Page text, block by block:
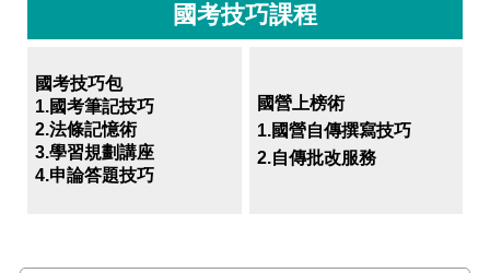
國考技巧課程
國考技巧包
1.國考筆記技巧
2.法條記憶術
3.學習規劃講座
4.申論答題技巧
國營上榜術
1.國營自傳撰寫技巧
2.自傳批改服務